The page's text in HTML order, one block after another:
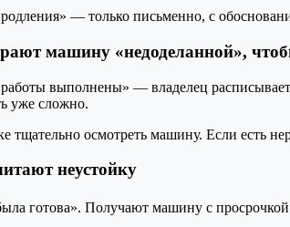
— только письменно, с
машину «недоделанной»,
выполнены» — владелец
уже сложно.
тщательно осмотреть машину. Если есть
неустойку
готова». Получают машину с